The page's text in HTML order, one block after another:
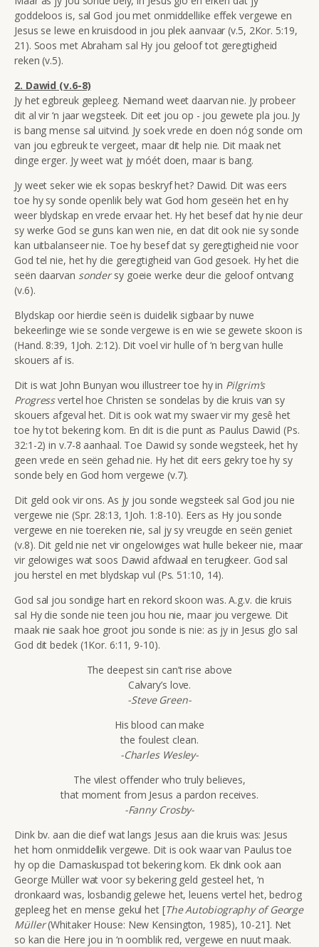
goddeloos is, sal God jou met onmiddellike effek vergewe en
Jesus se lewe en kruisdood in jou plek aanvaar (v.5, 2Kor. 5:19,
21). Soos met Abraham sal Hy jou geloof tot geregtigheid
reken (v.5).
2. Dawid (v.6-8)
Jy het egbreuk gepleeg. Niemand weet daarvan nie. Jy probeer
dit al vir ‘n jaar wegsteek. Dit eet jou op - jou gewete pla jou. Jy
is bang mense sal uitvind. Jy soek vrede en doen nóg sonde om
van jou egbreuk te vergeet, maar dit help nie. Dit maak net
dinge erger. Jy weet wat jy móét doen, maar is bang.
Jy weet seker wie ek sopas beskryf het? Dawid. Dit was eers
toe hy sy sonde openlik bely wat God hom geseën het en hy
weer blydskap en vrede ervaar het. Hy het besef dat hy nie deur
sy werke God se guns kan wen nie, en dat dit ook nie sy sonde
kan uitbalanseer nie. Toe hy besef dat sy geregtigheid nie voor
God tel nie, het hy die geregtigheid van God gesoek. Hy het die
seën daarvan sondersy goeie werke deur die geloof ontvang
(v.6).
Blydskap oor hierdie seën is duidelik sigbaar by nuwe
bekeerlinge wie se sonde vergewe is en wie se gewete skoon is
(Hand. 8:39, 1Joh. 2:12). Dit voel vir hulle of ‘n berg van hulle
skouers af is.
Dit is wat John Bunyan wou illustreer toe hy in Pilgrim’s
Progressvertel hoe Christen se sondelas by die kruis van sy
skouers afgeval het. Dit is ook wat my swaer vir my gesê het
toe hy tot bekering kom. En dit is die punt as Paulus Dawid (Ps.
32:1-2) in v.7-8 aanhaal. Toe Dawid sy sonde wegsteek, het hy
geen vrede en seën gehad nie. Hy het dit eers gekry toe hy sy
sonde bely en God hom vergewe (v.7).
Dit geld ook vir ons. As jy jou sonde wegsteek sal God jou nie
vergewe nie (Spr. 28:13, 1Joh. 1:8-10). Eers as Hy jou sonde
vergewe en nie toereken nie, sal jy sy vreugde en seën geniet
(v.8). Dit geld nie net vir ongelowiges wat hulle bekeer nie, maar
vir gelowiges wat soos Dawid afdwaal en terugkeer. God sal
jou herstel en met blydskap vul (Ps. 51:10, 14).
God sal jou sondige hart en rekord skoon was. A.g.v. die kruis
sal Hy die sonde nie teen jou hou nie, maar jou vergewe. Dit
maak nie saak hoe groot jou sonde is nie: as jy in Jesus glo sal
God dit bedek (1Kor. 6:11, 9-10).
The deepest sin can’t rise above
Calvary’s love.
-Steve Green-
His blood can make
the foulest clean.
-Charles Wesley-
The vilest offender who truly believes,
that moment from Jesus a pardon receives.
-Fanny Crosby-
Dink bv. aan die dief wat langs Jesus aan die kruis was: Jesus
het hom onmiddellik vergewe. Dit is ook waar van Paulus toe
hy op die Damaskuspad tot bekering kom. Ek dink ook aan
George Müller wat voor sy bekering geld gesteel het, ‘n
dronkaard was, losbandig gelewe het, leuens vertel het, bedrog
gepleeg het en mense gekul het [The Autobiography of George
Müller(Whitaker House: New Kensington, 1985), 10-21]. Net
so kan die Here jou in ‘n oomblik red, vergewe en nuut maak.